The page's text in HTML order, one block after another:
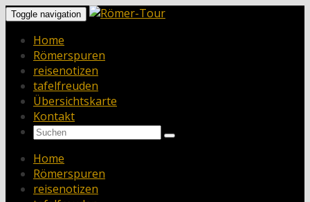
Toggle navigation
Home
Römerspuren
reisenotizen
tafelfreuden
Übersichtskarte
Kontakt
Home
Römerspuren
reisenotizen